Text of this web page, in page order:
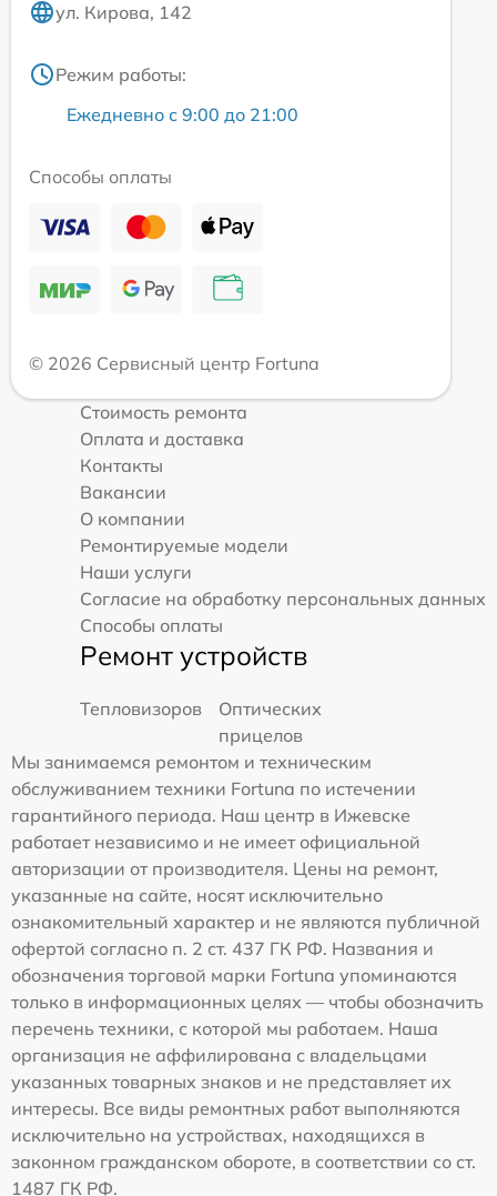
ул. Кирова, 142
Режим работы:
Ежедневно с 9:00 до 21:00
Способы оплаты
© 2026 Сервисный центр Fortuna
Стоимость ремонта
Оплата и доставка
Контакты
Вакансии
О компании
Ремонтируемые модели
Наши услуги
Согласие на обработку персональных данных
Способы оплаты
Ремонт устройств
Тепловизоров
Оптических
прицелов
Мы занимаемся ремонтом и техническим
обслуживанием техники Fortuna по истечении
гарантийного периода. Наш центр в Ижевске
работает независимо и не имеет официальной
авторизации от производителя. Цены на ремонт,
указанные на сайте, носят исключительно
ознакомительный характер и не являются публичной
офертой согласно п. 2 ст. 437 ГК РФ. Названия и
обозначения торговой марки Fortuna упоминаются
только в информационных целях — чтобы обозначить
перечень техники, с которой мы работаем. Наша
организация не аффилирована с владельцами
указанных товарных знаков и не представляет их
интересы. Все виды ремонтных работ выполняются
исключительно на устройствах, находящихся в
законном гражданском обороте, в соответствии со ст.
1487 ГК РФ.